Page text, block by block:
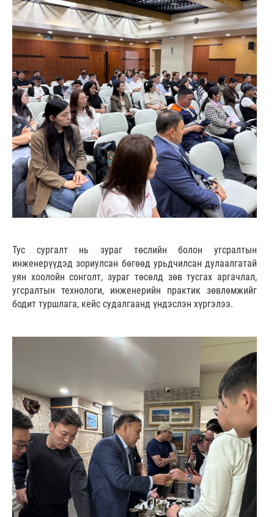
Тус сургалт нь зураг төслийн болон угсралтын
инженерүүдэд зориулсан бөгөөд урьдчилсан дулаалгатай
уян хоолойн сонголт, зураг төсөлд зөв тусгах аргачлал,
угсралтын технологи, инженерийн практик зөвлөмжийг
бодит туршлага, кейс судалгаанд үндэслэн хүргэлээ.